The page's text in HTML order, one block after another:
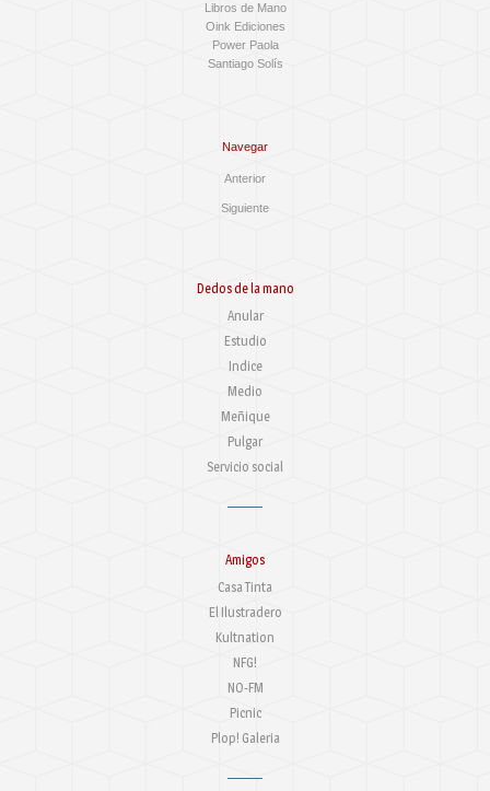
Libros de Mano
Oink Ediciones
Power Paola
Santiago Solís
Navegar
Anterior
Siguiente
Dedos de la mano
Anular
Estudio
Indice
Medio
Meñique
Pulgar
Servicio social
Amigos
Casa Tinta
El Ilustradero
Kultnation
NFG!
NO-FM
Picnic
Plop! Galeria